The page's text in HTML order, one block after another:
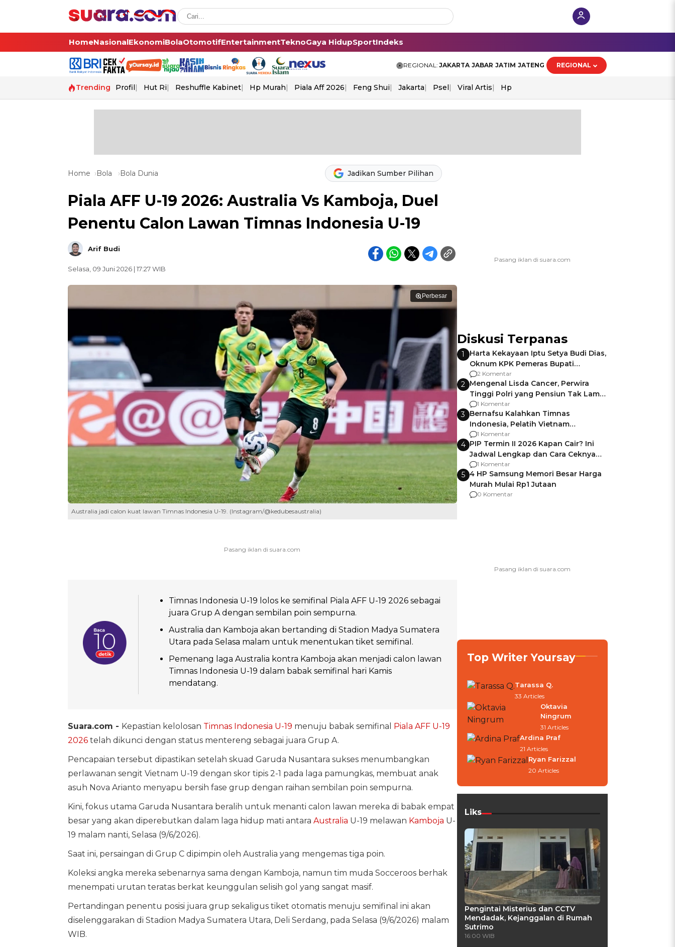
HomeNasionalEkonomiBolaOtomotifEntertainmentTeknoGaya HidupSportIndeks
REGIONAL: JAKARTA JABAR JATIM JATENG REGIONAL
Trending Profil Hut Ri Reshuffle Kabinet Hp Murah Piala Aff 2026 Feng Shui Jakarta Psel Viral Artis Hp
Home Bola Bola Dunia Jadikan Sumber Pilihan
Piala AFF U-19 2026: Australia Vs Kamboja, Duel
Penentu Calon Lawan Timnas Indonesia U-19
Arif Budi
Selasa, 09 Juni 2026 | 17:27 WIB
Perbesar
Australia jadi calon kuat lawan Timnas Indonesia U-19. (Instagram/@kedubesaustralia)
Timnas Indonesia U-19 lolos ke semifinal Piala AFF U-19 2026 sebagai
juara Grup A dengan sembilan poin sempurna.
Australia dan Kamboja akan bertanding di Stadion Madya Sumatera
Utara pada Selasa malam untuk menentukan tiket semifinal.
Pemenang laga Australia kontra Kamboja akan menjadi calon lawan
Timnas Indonesia U-19 dalam babak semifinal hari Kamis
mendatang.
Suara.com - Kepastian kelolosan Timnas Indonesia U-19 menuju babak semifinal Piala AFF U-19
2026telah dikunci dengan status mentereng sebagai juara Grup A.
Pencapaian tersebut dipastikan setelah skuad Garuda Nusantara sukses menumbangkan
perlawanan sengit Vietnam U-19 dengan skor tipis 2-1 pada laga pamungkas, membuat anak
asuh Nova Arianto menyapu bersih fase grup dengan raihan sembilan poin sempurna.
Kini, fokus utama Garuda Nusantara beralih untuk menanti calon lawan mereka di babak empat
besar yang akan diperebutkan dalam laga hidup mati antara Australia U-19 melawan Kamboja U-
19 malam nanti, Selasa (9/6/2026).
Saat ini, persaingan di Grup C dipimpin oleh Australia yang mengemas tiga poin.
Koleksi angka mereka sebenarnya sama dengan Kamboja, namun tim muda Socceroos berhak
menempati urutan teratas berkat keunggulan selisih gol yang sangat masif.
Pertandingan penentu posisi juara grup sekaligus tiket otomatis menuju semifinal ini akan
diselenggarakan di Stadion Madya Sumatera Utara, Deli Serdang, pada Selasa (9/6/2026) malam
WIB.
Diskusi Terpanas
1
Harta Kekayaan Iptu Setya Budi Dias,
Oknum KPK Pemeras Bupati
Pemalang
2 Komentar
2 Mengenal Lisda Cancer, Perwira
Tinggi Polri yang Pensiun Tak Lama
Usai Jadi Brigjen
1 Komentar
3 Bernafsu Kalahkan Timnas
Indonesia, Pelatih Vietnam
Berencana Pakai Jimat di Pakansari
1 Komentar
4 PIP Termin II 2026 Kapan Cair? Ini
Jadwal Lengkap dan Cara Ceknya
agar Dana Tidak Hangus!
1 Komentar
5 4 HP Samsung Memori Besar Harga
Murah Mulai Rp1 Jutaan
0 Komentar
Top Writer Yoursay
Tarassa Q.
33 Articles
Oktavia
Ningrum
31 Articles
Ardina Praf
21 Articles
Ryan Farizzal
20 Articles
Liks
Pengintai Misterius dan CCTV
Mendadak, Kejanggalan di Rumah
Sutrimo
16:00 WIB